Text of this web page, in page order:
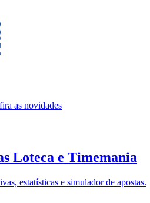
as novidades
Loteca e Timemania
estatísticas e simulador de apostas.